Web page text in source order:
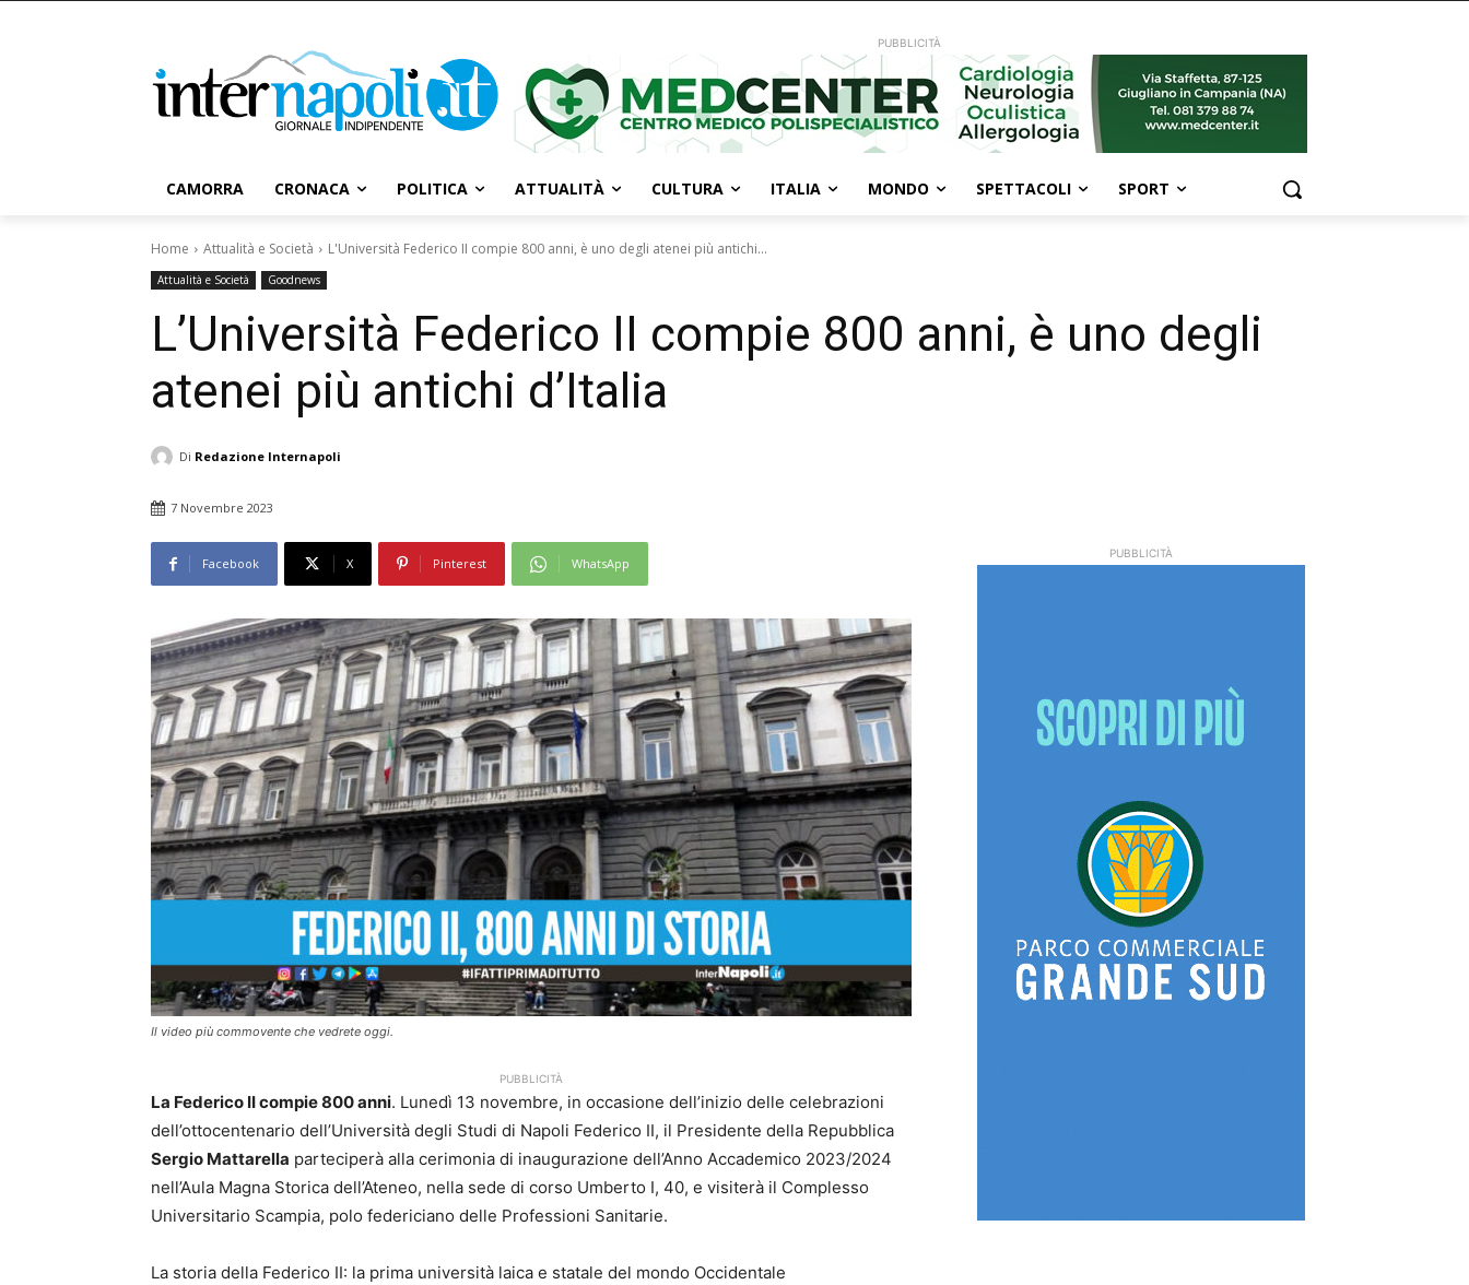
PUBBLICITÀ
CAMORRA CRONACA POLITICA ATTUALITÀ CULTURA ITALIA MONDO SPETTACOLI SPORT
Home Attualità e Società L'Università Federico II compie 800 anni, è uno degli atenei più antichi...
Attualità e Società Goodnews
L’Università Federico II compie 800 anni, è uno degli
atenei più antichi d’Italia
Di Redazione Internapoli
7 Novembre 2023
Facebook X Pinterest WhatsApp
Il video più commovente che vedrete oggi.
PUBBLICITÀ
La Federico II compie 800 anni. Lunedì 13 novembre, in occasione dell’inizio delle celebrazioni
dell’ottocentenario dell’Università degli Studi di Napoli Federico II, il Presidente della Repubblica
Sergio Mattarella parteciperà alla cerimonia di inaugurazione dell’Anno Accademico 2023/2024
nell’Aula Magna Storica dell’Ateneo, nella sede di corso Umberto I, 40, e visiterà il Complesso
Universitario Scampia, polo federiciano delle Professioni Sanitarie.
La storia della Federico II: la prima università laica e statale del mondo Occidentale
PUBBLICITÀ